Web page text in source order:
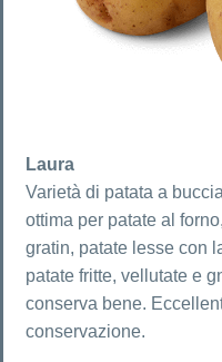
Laura
Varietà di patata a
ottima per patate al forno,
gratin, patate lesse con
patate fritte, vellutate e
conserva bene.
conservazione.